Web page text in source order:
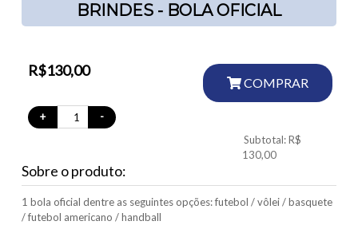
BRINDES - BOLA OFICIAL
COMPRAR
R$130,00
+
-
Subtotal: R$
130,00
Sobre o produto:
1 bola oficial dentre as seguintes opções: futebol / vôlei / basquete
/ futebol americano / handball